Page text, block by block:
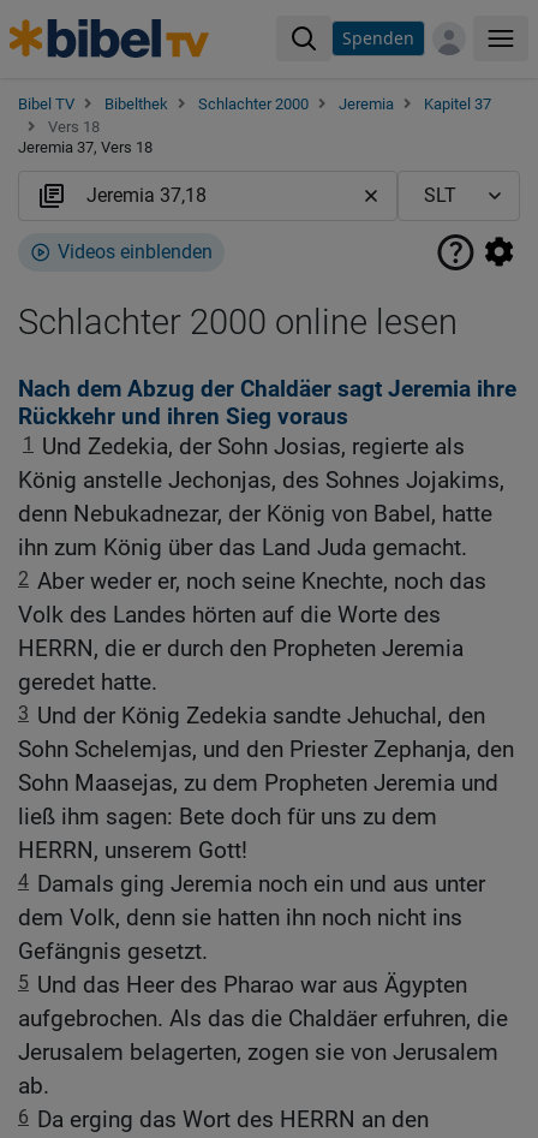
Spenden
Bibel TV Bibelthek Schlachter 2000 Jeremia
Kapitel 37
Vers 18
Jeremia 37, Vers 18
Videos einblenden
Schlachter 2000 online lesen
Nach dem Abzug der Chaldäer sagt Jeremia ihre
Rückkehr und ihren Sieg voraus
1
Und Zedekia, der Sohn Josias, regierte als
König anstelle Jechonjas, des Sohnes Jojakims,
denn Nebukadnezar, der König von Babel, hatte
ihn zum König über das Land Juda gemacht.
2 Aber weder er, noch seine Knechte, noch das
Volk des Landes hörten auf die Worte des
HERRN, die er durch den Propheten Jeremia
geredet hatte.
3 Und der König Zedekia sandte Jehuchal, den
Sohn Schelemjas, und den Priester Zephanja, den
Sohn Maasejas, zu dem Propheten Jeremia und
ließ ihm sagen: Bete doch für uns zu dem
HERRN, unserem Gott!
4 Damals ging Jeremia noch ein und aus unter
dem Volk, denn sie hatten ihn noch nicht ins
Gefängnis gesetzt.
5 Und das Heer des Pharao war aus Ägypten
aufgebrochen. Als das die Chaldäer erfuhren, die
Jerusalem belagerten, zogen sie von Jerusalem
ab.
6 Da erging das Wort des HERRN an den